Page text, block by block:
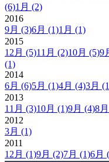
(6)1月 (2)
2016
9月 (3)6月 (1)1月 (1)
2015
12月 (5)11月 (2)10月 (5)9
(1)
2014
6月 (6)5月 (1)4月 (4)3月
2013
11月 (3)10月 (1)9月 (4)8月
2012
3月 (1)
2011
12月 (1)9月 (2)7月 (1)6月